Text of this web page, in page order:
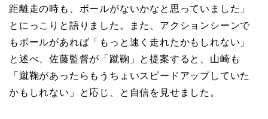
距離走の時も、ボールがないかなと思っていました」
とにっこりと語りました。また、アクションシーンで
もボールがあれば「もっと速く走れたかもしれない」
と述べ、佐藤監督が「蹴鞠」と提案すると、山崎も
「蹴鞠があったらもうちょいスピードアップしていた
かもしれない」と応じ、と自信を見せました。